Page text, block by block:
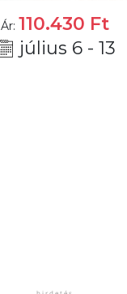
Ár: 110.430 Ft
július 6 - 13